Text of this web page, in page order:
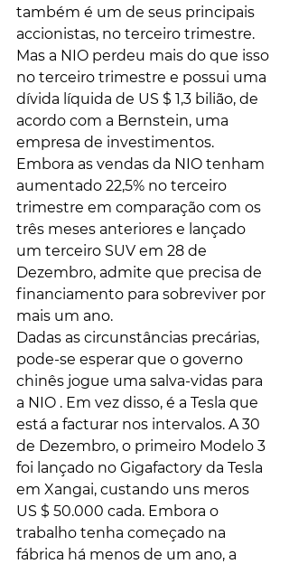
também é um de seus principais
accionistas, no terceiro trimestre.
Mas a NIO perdeu mais do que isso
no terceiro trimestre e possui uma
dívida líquida de US $ 1,3 bilião, de
acordo com a Bernstein, uma
empresa de investimentos.
Embora as vendas da NIO tenham
aumentado 22,5% no terceiro
trimestre em comparação com os
três meses anteriores e lançado
um terceiro SUV em 28 de
Dezembro, admite que precisa de
financiamento para sobreviver por
mais um ano.
Dadas as circunstâncias precárias,
pode-se esperar que o governo
chinês jogue uma salva-vidas para
a NIO . Em vez disso, é a Tesla que
está a facturar nos intervalos. A 30
de Dezembro, o primeiro Modelo 3
foi lançado no Gigafactory da Tesla
em Xangai, custando uns meros
US $ 50.000 cada. Embora o
trabalho tenha começado na
fábrica há menos de um ano, a